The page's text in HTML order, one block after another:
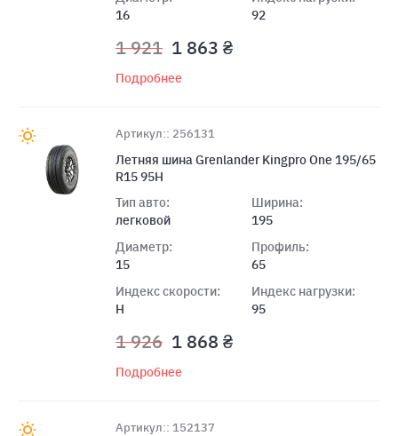
16
92
1 921 1 863 ₴
Подробнее
Артикул:: 256131
Летняя шина Grenlander Kingpro One 195/65
R15 95H
Тип авто:
легковой
Диаметр:
15
Индекс скорости:
H
Ширина:
195
Профиль:
65
Индекс нагрузки:
95
1 926 1 868 ₴
Подробнее
Артикул:: 152137